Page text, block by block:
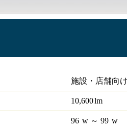
施設・店舗向
10,600lm
96 w～ 99 w